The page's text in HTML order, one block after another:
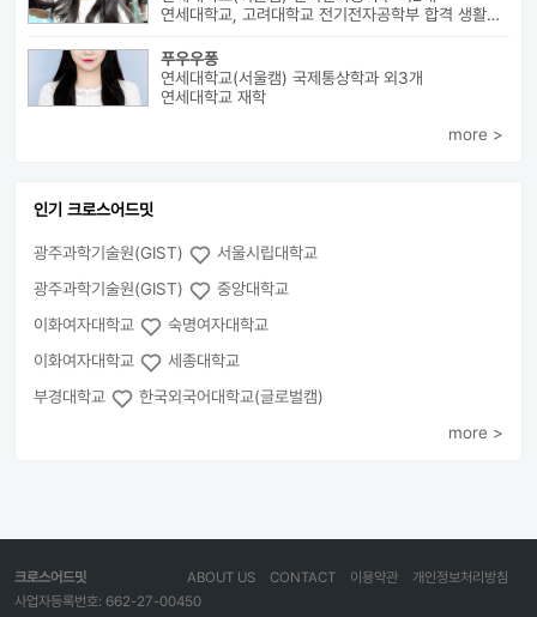
연세대학교, 고려대학교 전기전자공학부 합격 생활기록부, 내신, 활동 등...
푸우우퐁
연세대학교(서울캠) 국제통상학과 외3개
연세대학교 재학
more >
인기 크로스어드밋
광주과학기술원(GIST)
서울시립대학교
광주과학기술원(GIST)
중앙대학교
이화여자대학교
숙명여자대학교
이화여자대학교
세종대학교
부경대학교
한국외국어대학교(글로벌캠)
more >
크로스어드밋 개인정보처리방침
이용약관
CONTACT
ABOUT US
사업자등록번호: 662-27-00450